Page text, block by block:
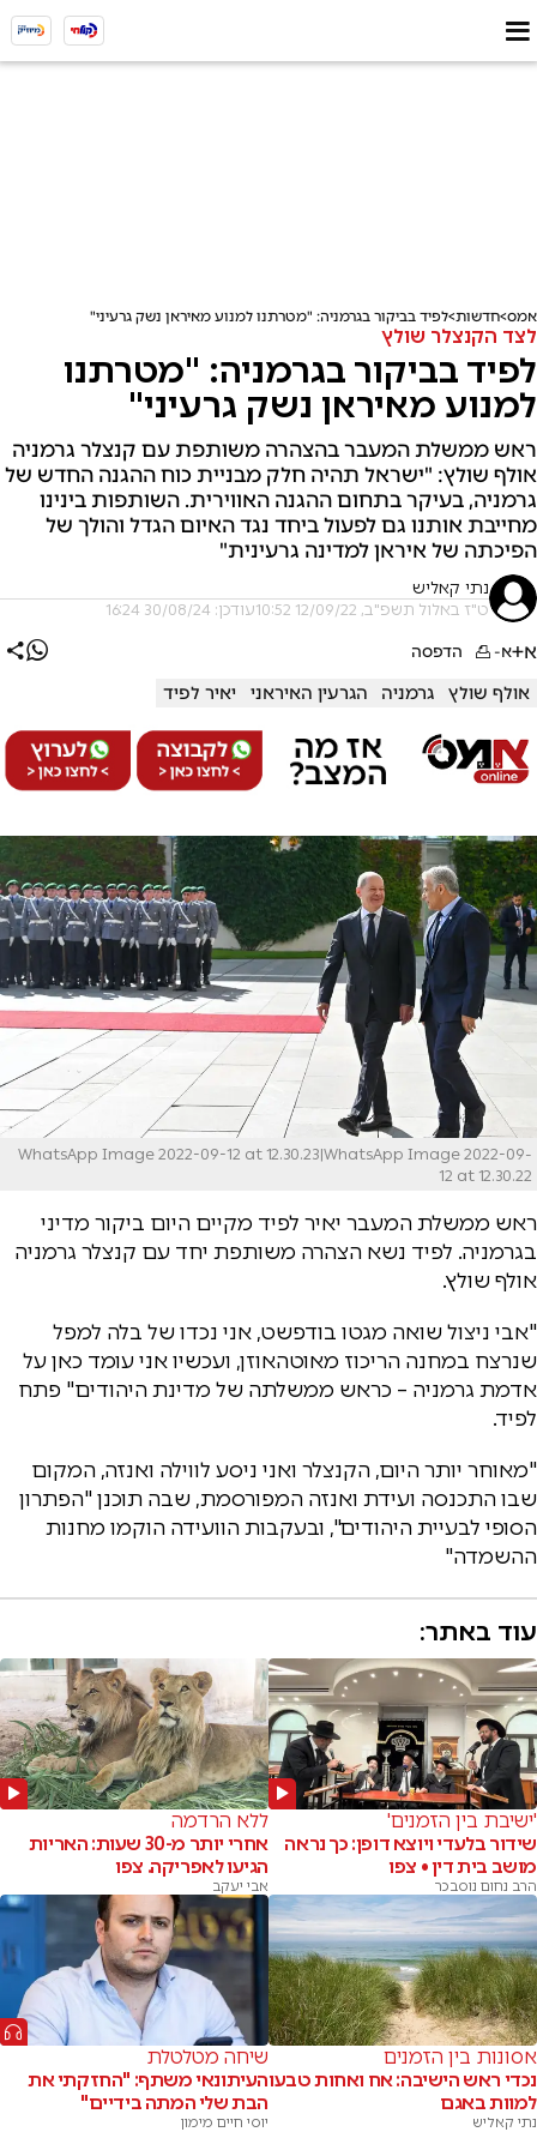
אמס חדשות לפיד בביקור בגרמניה: "מטרתנו למנוע מאיראן נשק גרעיני"
לצד הקנצלר שולץ
לפיד בביקור בגרמניה: "מטרתנו
למנוע מאיראן נשק גרעיני"
ראש ממשלת המעבר בהצהרה משותפת עם קנצלר גרמניה
אולף שולץ: "ישראל תהיה חלק מבניית כוח ההגנה החדש של
גרמניה, בעיקר בתחום ההגנה האווירית. השותפות בינינו
מחייבת אותנו גם לפעול ביחד נגד האיום הגדל והולך של
הפיכתה של איראן למדינה גרעינית"
נתי קאליש
ט"ז באלול תשפ"ב, 12/09/22 10:52 עודכן: 30/08/24 16:24
א+א- הדפסה
אולף שולץ גרמניה הגרעין האיראני יאיר לפיד
WhatsApp Image 2022-09-12 at 12.30.23|WhatsApp Image 2022-09-
12 at 12.30.22
ראש ממשלת המעבר יאיר לפיד מקיים היום ביקור מדיני
בגרמניה. לפיד נשא הצהרה משותפת יחד עם קנצלר גרמניה
אולף שולץ.
"אבי ניצול שואה מגטו בודפשט, אני נכדו של בלה למפל
שנרצח במחנה הריכוז מאוטהאוזן, ועכשיו אני עומד כאן על
אדמת גרמניה – כראש ממשלתה של מדינת היהודים" פתח
לפיד.
"מאוחר יותר היום, הקנצלר ואני ניסע לווילה ואנזה, המקום
שבו התכנסה ועידת ואנזה המפורסמת, שבה תוכנן "הפתרון
הסופי לבעיית היהודים", ובעקבות הוועידה הוקמו מחנות
ההשמדה"
עוד באתר:
'ישיבת בין הזמנים'
שידור בלעדי ויוצא דופן: כך נראה
מושב בית דין • צפו
הרב נחום נוסבכר
ללא הרדמה
אחרי יותר מ-30 שעות: האריות
הגיעו לאפריקה. צפו
אבי יעקב
אסונות בין הזמנים
נכדי ראש הישיבה: אח ואחות טבעו
למוות באגם
נתי קאליש
שיחה מטלטלת
העיתונאי משתף: "החזקתי את
הבת שלי המתה בידיים"
יוסי חיים מימון